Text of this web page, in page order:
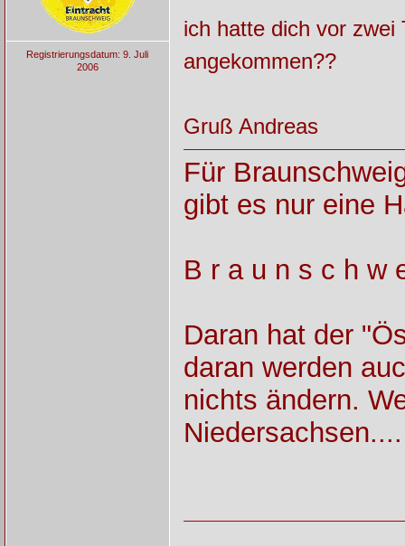
Registrierungsdatum: 9. Juli
2006
ich hatte dich vor zwei
angekommen??
Gruß Andreas
Für
gibt es nur eine
B r a u n s c h w
Daran hat der
daran werden
nichts ändern.
Niedersachsen....